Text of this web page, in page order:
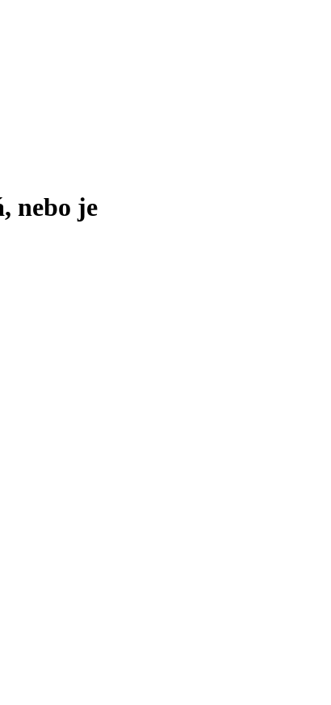
nebo je